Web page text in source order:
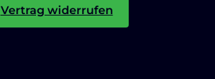
Vertrag widerrufen